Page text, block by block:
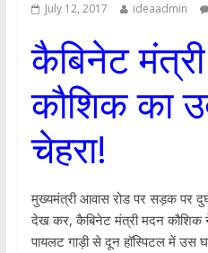
July 12, 2017 ideaadmin
कैबिनेट
कौशिक का
चेहरा!
मुख्यमंत्री आवास रोड पर सड़क पर
देख कर, कैबिनेट मंत्री मदन कौशिक
पायलट गाड़ी से दून हॉस्पिटल में उस